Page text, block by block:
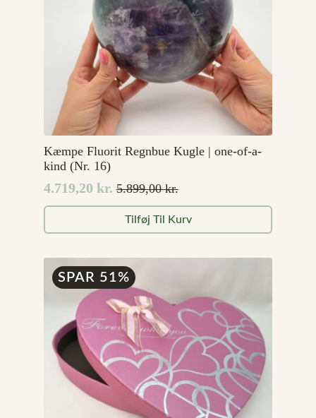
Kæmpe Fluorit Regnbue Kugle | one-of-a-
kind (Nr. 16)
5.899,00kr.
Den
oprindelige
pris
5.899,00 kr..
4.719,20 kr.
Den
aktuelle
pris
4.719,20 kr..
Tilføj Til Kurv
SPAR 51%